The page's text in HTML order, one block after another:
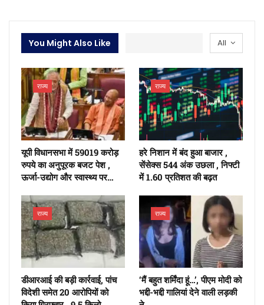
All
You Might Also Like
राज्य
यूपी विधानसभा में 59019 करोड़
रुपये का अनुपूरक बजट पेश ,
ऊर्जा-उद्योग और स्वास्थ्य पर…
राज्य
हरे निशान में बंद हुआ बाजार ,
सेंसेक्स 544 अंक उछला , निफ्टी
में 1.60 प्रतिशत की बढ़त
राज्य
डीआरआई की बड़ी कार्रवाई, पांच
विदेशी समेत 20 आरोपियों को
राज्य
‘मैं बहुत शर्मिंदा हूं…’, पीएम मोदी को
भद्दी-भद्दी गालियां देने वाली लड़की